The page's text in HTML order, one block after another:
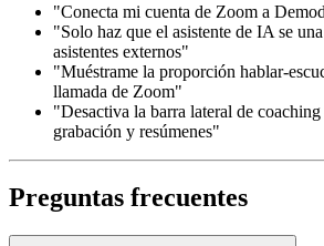
"Conecta mi cuenta de Zoom a
"Solo haz que el asistente de IA se
asistentes externos"
"Muéstrame la proporción hablar-
llamada de Zoom"
"Desactiva la barra lateral de
grabación y resúmenes"
Preguntas frecuentes